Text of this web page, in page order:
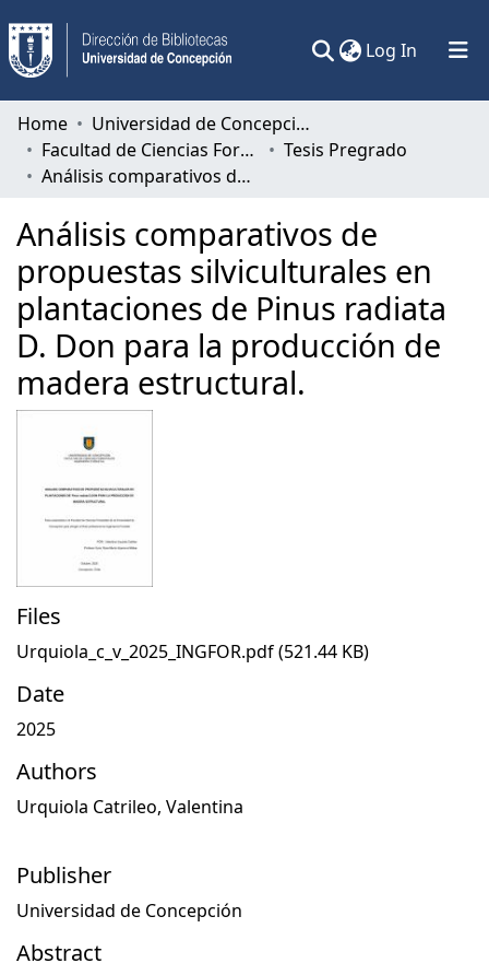
Log In (current)
Communities & Collections
All of DSpace
Home
Universidad de Concepción
Facultad de Ciencias Forestales
Tesis Pregrado
Análisis comparativos de propuestas silviculturales en plantaciones de Pinus radiata D. Don para la producción de madera estructural.
Análisis comparativos de
propuestas silviculturales en
plantaciones de Pinus radiata
D. Don para la producción de
madera estructural.
Files
Urquiola_c_v_2025_INGFOR.pdf(521.44 KB)
Date
2025
Authors
Urquiola Catrileo, Valentina
Publisher
Universidad de Concepción
Abstract